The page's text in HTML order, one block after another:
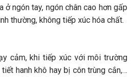
ở ngón tay, ngón chân cao hơn gấp
thường, không tiếp xúc hóa chất.
cảm, khi tiếp xúc với môi trường
hanh khô hay bị côn trùng cắn,…